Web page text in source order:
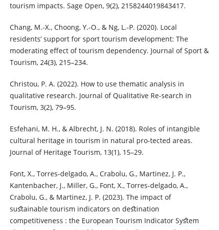
tourism impacts. Sage Open, 9(2), 2158244019843417.
Chang, M.-X., Choong, Y.-O., & Ng, L.-P. (2020). Local
residents’ support for sport tourism development: The
moderating effect of tourism dependency. Journal of Sport &
Tourism, 24(3), 215–234.
Christou, P. A. (2022). How to use thematic analysis in
qualitative research. Journal of Qualitative Re-search in
Tourism, 3(2), 79–95.
Esfehani, M. H., & Albrecht, J. N. (2018). Roles of intangible
cultural heritage in tourism in natural pro-tected areas.
Journal of Heritage Tourism, 13(1), 15–29.
Font, X., Torres-delgado, A., Crabolu, G., Martinez, J. P.,
Kantenbacher, J., Miller, G., Font, X., Torres-delgado, A.,
Crabolu, G., & Martinez, J. P. (2023). The impact of
suﬆainable tourism indicators on deﬆination
competitiveness : the European Tourism Indicator Syﬆem